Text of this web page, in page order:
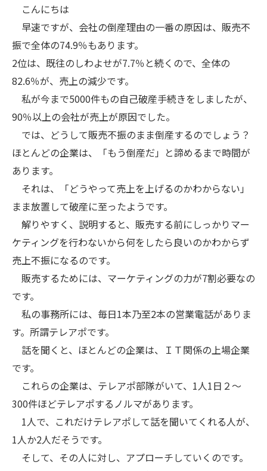
こんにちは
早速ですが、会社の倒産理由の一番の原因は、販売不
振で全体の74.9％もあります。
2位は、既往のしわよせが7.7％と続くので、全体の
82.6％が、売上の減少です。
私が今まで5000件もの自己破産手続きをしましたが、
90％以上の会社が売上が原因でした。
では、どうして販売不振のまま倒産するのでしょう？
ほとんどの企業は、「もう倒産だ」と諦めるまで時間が
あります。
それは、「どうやって売上を上げるのかわからない」
まま放置して破産に至ったようです。
解りやすく、説明すると、販売する前にしっかりマー
ケティングを行わないから何をしたら良いのかわからず
売上不振になるのです。
販売するためには、マーケティングの力が7割必要なの
です。
私の事務所には、毎日1本乃至2本の営業電話がありま
す。所謂テレアポです。
話を聞くと、ほとんどの企業は、ＩＴ関係の上場企業
です。
これらの企業は、テレアポ部隊がいて、1人1日２～
300件ほどテレアポするノルマがあります。
1人で、これだけテレアポして話を聞いてくれる人が、
1人か2人だそうです。
そして、その人に対し、アプローチしていくのです。